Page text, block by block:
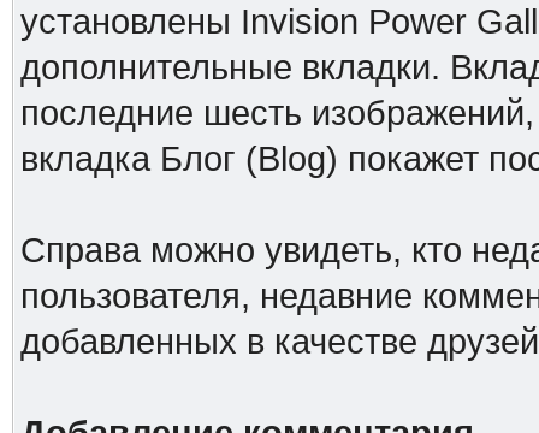
установлены Invision Power
дополнительные вкладки.
последние шесть
вкладка Блог (Blog) покажет
Справа можно увидеть, кто
пользователя, недавние
добавленных в качестве